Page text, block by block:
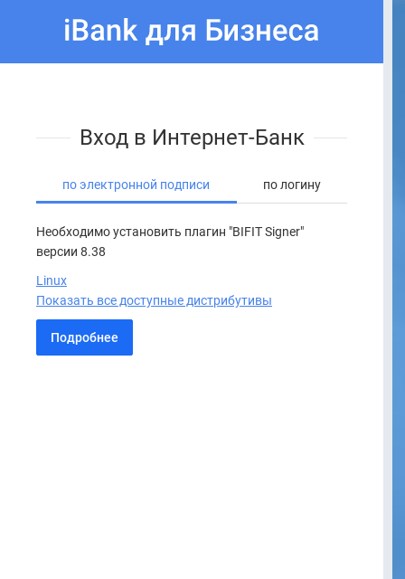
Вход в Интернет-Банк
по электронной подписи по логину
Необходимо установить плагин "BIFIT Signer"
версии 8.38
Linux
Показать все доступные дистрибутивы
Подробнее